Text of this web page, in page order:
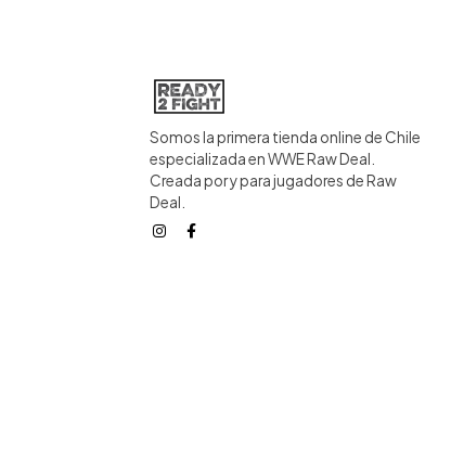
Somos la primera tienda online de Chile
especializada en WWE Raw Deal.
Creada por y para jugadores de Raw
Deal.